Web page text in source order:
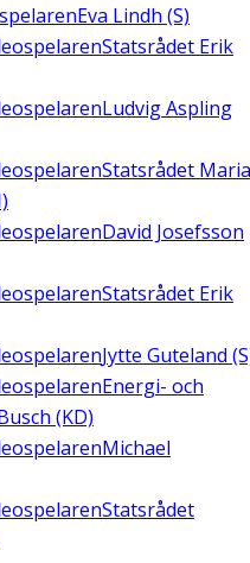
Eva Lindh (S)
Statsrådet Erik
Ludvig Aspling
Statsrådet Maria
David Josefsson
Statsrådet Erik
Jytte Guteland
Energi- och
(KD)
Michael
Statsrådet